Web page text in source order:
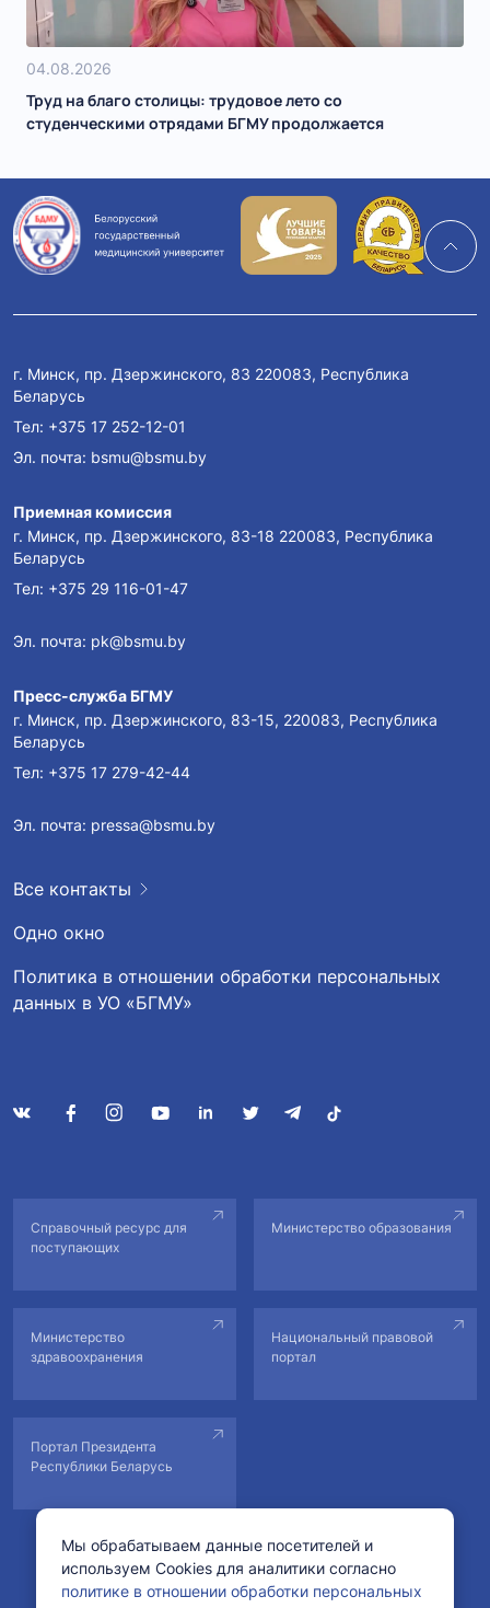
04.08.2026
Труд на благо столицы: трудовое лето со
студенческими отрядами БГМУ продолжается
г. Минск, пр. Дзержинского, 83 220083, Республика
Беларусь
Тел: +375 17 252-12-01
Эл. почта: bsmu@bsmu.by
Приемная комиссия
г. Минск, пр. Дзержинского, 83-18 220083, Республика
Беларусь
Тел: +375 29 116-01-47
Эл. почта: pk@bsmu.by
Пресс-служба БГМУ
г. Минск, пр. Дзержинского, 83-15, 220083, Республика
Беларусь
Тел: +375 17 279-42-44
Эл. почта: pressa@bsmu.by
Все контакты
Одно окно
Политика в отношении обработки персональных
данных в УО «БГМУ»
Справочный ресурс для
поступающих
Министерство образования
Министерство
здравоохранения
Национальный правовой
портал
Портал Президента
Республики Беларусь
© Учреждение образования «Белорусский государственный
Мы обрабатываем данные посетителей и
используем Cookies для аналитики согласно
политике в отношении обработки персональных